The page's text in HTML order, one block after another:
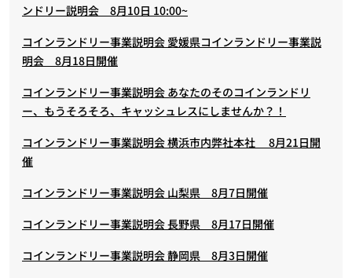
ンドリー説明会 8月10日 10:00~
コインランドリー事業説明会 愛媛県コインランドリー事業説
明会 8月18日開催
コインランドリー事業説明会 あなたのそのコインランドリ
ー、もうそろそろ、キャッシュレスにしませんか？！
コインランドリー事業説明会 横浜市内弊社本社 8月21日開
催
コインランドリー事業説明会 山梨県 8月7日開催
コインランドリー事業説明会 長野県 8月17日開催
コインランドリー事業説明会 静岡県 8月3日開催